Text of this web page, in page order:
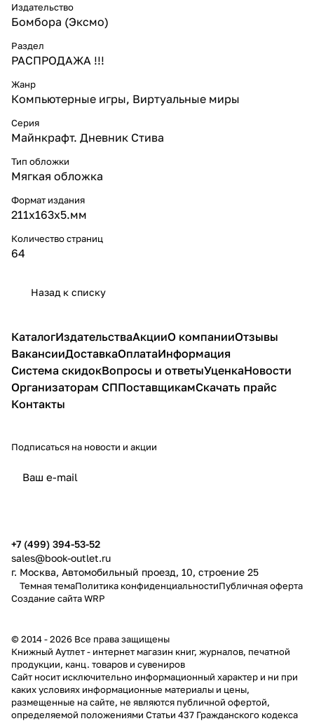
Издательство
Бомбора (Эксмо)
Раздел
РАСПРОДАЖА !!!
Жанр
Компьютерные игры, Виртуальные миры
Серия
Майнкрафт. Дневник Стива
Тип обложки
Мягкая обложка
Формат издания
211х163х5.мм
Количество страниц
64
Назад к списку
КаталогИздательстваАкцииО компанииОтзывы
ВакансииДоставкаОплатаИнформация
Система скидокВопросы и ответыУценкаНовости
Организаторам СППоставщикамСкачать прайс
Контакты
Подписаться на новости и акции
+7 (499) 394-53-52
sales@book-outlet.ru
г. Москва, Автомобильный проезд, 10, строение 25
Темная темаПолитика конфиденциальностиПубличная оферта
Создание сайтаWRP
© 2014 - 2026 Все права защищены
Книжный Аутлет - интернет магазин книг, журналов, печатной
продукции, канц. товаров и сувениров
Cайт носит исключительно информационный характер и ни при
каких условиях информационные материалы и цены,
размещенные на сайте, не являются публичной офертой,
определяемой положениями Статьи 437 Гражданского кодекса